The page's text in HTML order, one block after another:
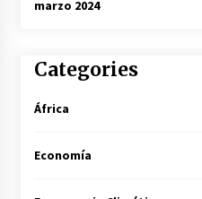
marzo 2024
Categories
África
Economía